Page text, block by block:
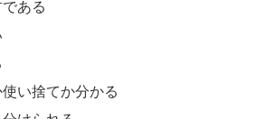
ある
い捨てか分かる